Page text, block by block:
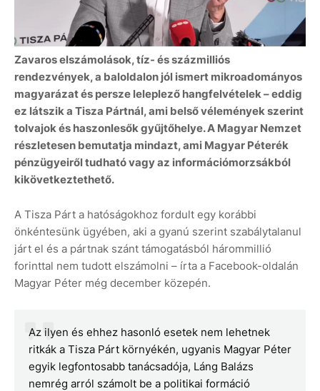
Zavaros elszámolások, tíz- és százmilliós
rendezvények, a baloldalon jól ismert mikroadományos
magyarázat és persze leleplező hangfelvételek – eddig
ez látszik a Tisza Pártnál, ami belső vélemények szerint
tolvajok és haszonlesők gyűjtőhelye. A Magyar Nemzet
részletesen bemutatja mindazt, ami Magyar Péterék
pénzügyeiről tudható vagy az információmorzsákból
kikövetkeztethető.
A Tisza Párt a hatóságokhoz fordult egy korábbi
önkéntesünk ügyében, aki a gyanú szerint szabálytalanul
járt el és a pártnak szánt támogatásból hárommillió
forinttal nem tudott elszámolni – írta a Facebook-oldalán
Magyar Péter még december közepén.
Az ilyen és ehhez hasonló esetek nem lehetnek
ritkák a Tisza Párt környékén, ugyanis Magyar Péter
egyik legfontosabb tanácsadója, Láng Balázs
nemrég arról számolt be a politikai formáció